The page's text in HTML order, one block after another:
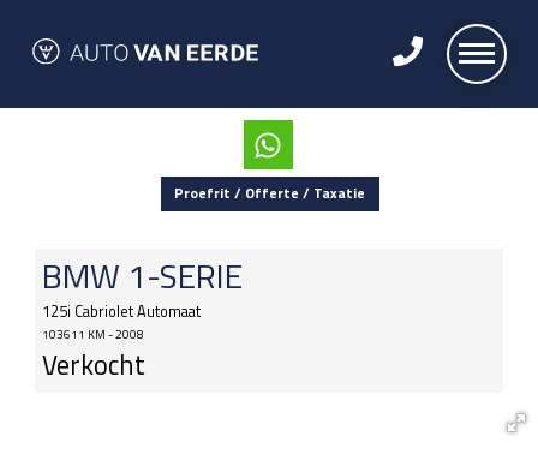
Proefrit / Offerte / Taxatie
BMW 1-SERIE
125i Cabriolet Automaat
103611 KM - 2008
Verkocht